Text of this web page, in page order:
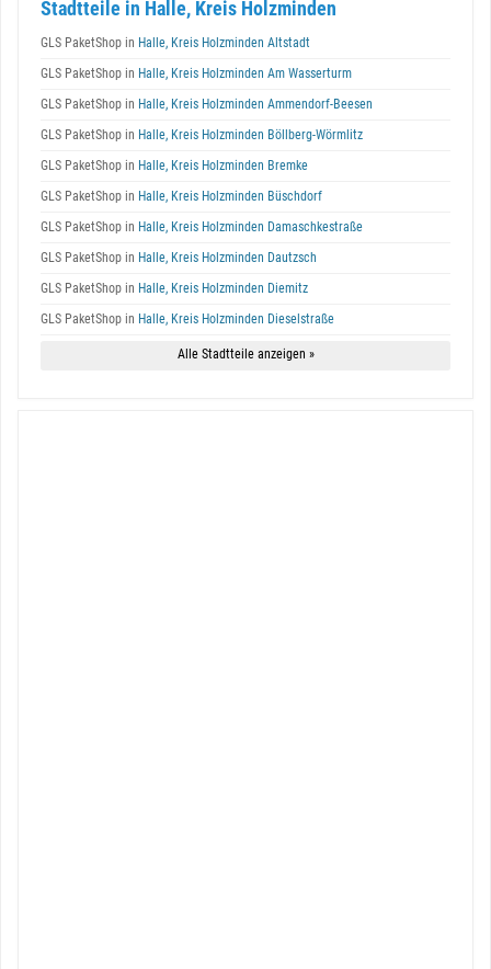
Stadtteile in Halle, Kreis Holzminden
GLS PaketShop in Halle, Kreis Holzminden Altstadt
GLS PaketShop in Halle, Kreis Holzminden Am Wasserturm
GLS PaketShop in Halle, Kreis Holzminden Ammendorf-Beesen
GLS PaketShop in Halle, Kreis Holzminden Böllberg-Wörmlitz
GLS PaketShop in Halle, Kreis Holzminden Bremke
GLS PaketShop in Halle, Kreis Holzminden Büschdorf
GLS PaketShop in Halle, Kreis Holzminden Damaschkestraße
GLS PaketShop in Halle, Kreis Holzminden Dautzsch
GLS PaketShop in Halle, Kreis Holzminden Diemitz
GLS PaketShop in Halle, Kreis Holzminden Dieselstraße
Alle Stadtteile anzeigen »